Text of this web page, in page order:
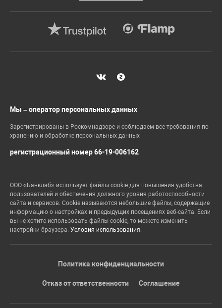
Мы – оператор персональных данных
Зарегистрированы в Роскомнадзоре и соблюдаем все требования по
хранению и обработке персональных данных
регистрационный номер 66-19-006162
ООО «Банклаб» использует файлы cookie для повышения удобства
пользователей и обеспечения должного уровня работоспособности
сайта и сервисов. Cookie называются небольшие файлы, содержащие
информацию о настройках и предыдущих посещениях веб-сайта. Если
вы не хотите использовать файлы cookie, то можете изменить
настройки браузера. Условия использования.
Политика конфиденциальности
Отказ от ответственности Соглашение